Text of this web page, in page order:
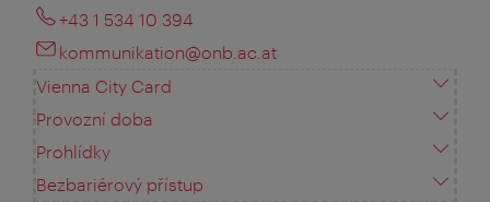
+43 1 534 10 394
kommunikation@onb.ac.at
Vienna City Card
Provozní doba
Prohlídky
Bezbariérový přístup